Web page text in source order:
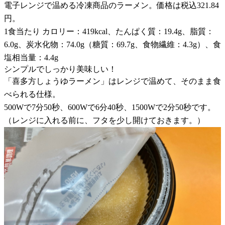
電子レンジで温める冷凍商品のラーメン。価格は税込321.84
円。
1食当たり カロリー：419kcal、たんぱく質：19.4g、脂質：
6.0g、炭水化物：74.0g（糖質：69.7g、食物繊維：4.3g）、食
塩相当量：4.4g
シンプルでしっかり美味しい！
「喜多方しょうゆラーメン」はレンジで温めて、そのまま食
べられる仕様。
500Wで7分50秒、600Wで6分40秒、1500Wで2分50秒です。
（レンジに入れる前に、フタを少し開けておきます。）